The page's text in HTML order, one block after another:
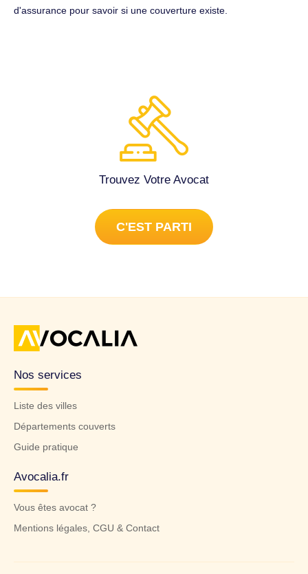
d'assurance pour savoir si une couverture existe.
Trouvez Votre Avocat
C'EST PARTI
Nos services
Liste des villes
Départements couverts
Guide pratique
Avocalia.fr
Vous êtes avocat ?
Mentions légales, CGU & Contact